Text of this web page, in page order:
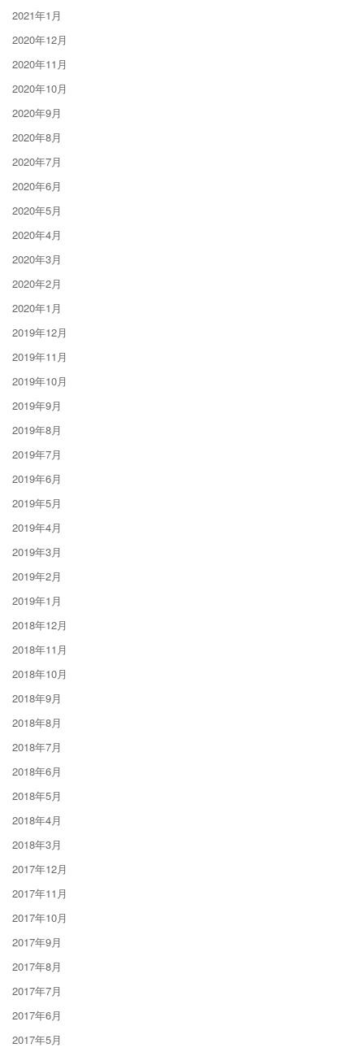
2021年1月
2020年12月
2020年11月
2020年10月
2020年9月
2020年8月
2020年7月
2020年6月
2020年5月
2020年4月
2020年3月
2020年2月
2020年1月
2019年12月
2019年11月
2019年10月
2019年9月
2019年8月
2019年7月
2019年6月
2019年5月
2019年4月
2019年3月
2019年2月
2019年1月
2018年12月
2018年11月
2018年10月
2018年9月
2018年8月
2018年7月
2018年6月
2018年5月
2018年4月
2018年3月
2017年12月
2017年11月
2017年10月
2017年9月
2017年8月
2017年7月
2017年6月
2017年5月